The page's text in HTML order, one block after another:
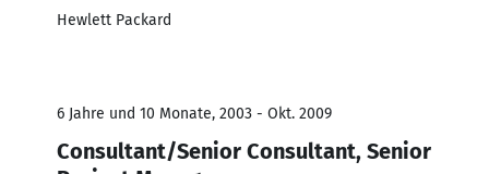
Hewlett Packard
6 Jahre und 10 Monate, 2003 - Okt. 2009
Consultant/Senior Consultant, Senior